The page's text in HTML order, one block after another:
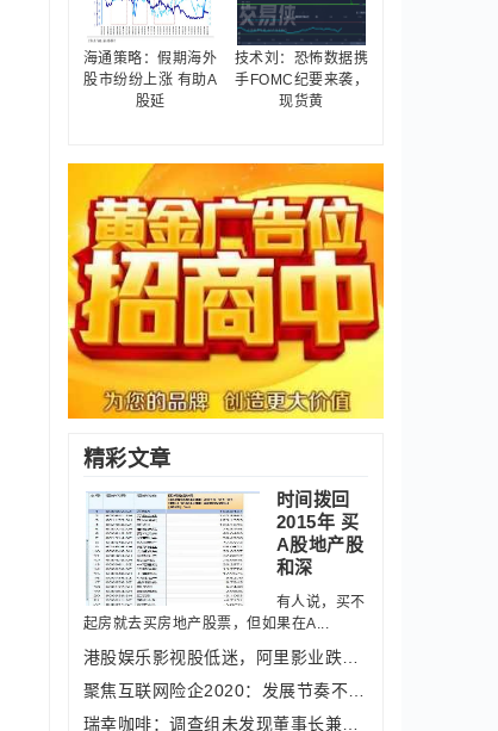
海通策略：假期海外
股市纷纷上涨 有助A
股延
技术刘：恐怖数据携
手FOMC纪要来袭，
现货黄
精彩文章
时间拨回
2015年 买
A股地产股
和深
有人说，买不
起房就去买房地产股票，但如果在A...